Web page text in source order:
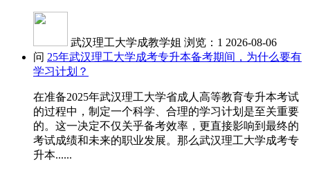
武汉理工大学成教学姐 浏览：1 2026-08-06
问 25年武汉理工大学成考专升本备考期间，为什么要有
学习计划？
在准备2025年武汉理工大学省成人高等教育专升本考试
的过程中，制定一个科学、合理的学习计划是至关重要
的。这一决定不仅关乎备考效率，更直接影响到最终的
考试成绩和未来的职业发展。那么武汉理工大学成考专
升本......